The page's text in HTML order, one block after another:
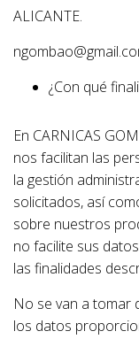
ALICANTE.
¿Con qué
En CARNICAS
nos facilitan las
la gestión
solicitados, así
sobre nuestros
no facilite sus
las finalidades
No se van a tomar
los datos